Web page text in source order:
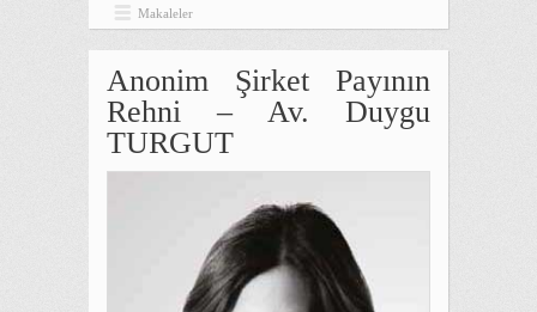
Makaleler
Anonim Şirket Payının
Rehni – Av. Duygu
TURGUT